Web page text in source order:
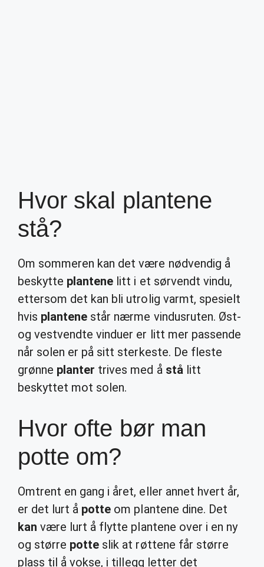
Hvor skal plantene
stå?
Om sommeren kan det være nødvendig å
beskytte plantene litt i et sørvendt vindu,
ettersom det kan bli utrolig varmt, spesielt
hvis plantene står nærme vindusruten. Øst-
og vestvendte vinduer er litt mer passende
når solen er på sitt sterkeste. De fleste
grønne planter trives med å stålitt
beskyttet mot solen.
Hvor ofte bør man
potte om?
Omtrent en gang i året, eller annet hvert år,
er det lurt å potte om plantene dine. Det
kan være lurt å flytte plantene over i en ny
og større potte slik at røttene får større
plass til å vokse, i tillegg letter det